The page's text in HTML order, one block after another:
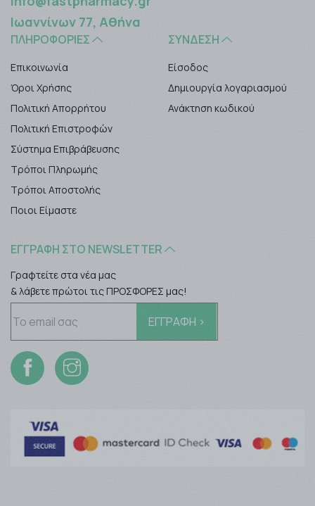
Ιωαννίνων 77, Αθήνα
ΠΛΗΡΟΦΟΡΊΕΣ
Επικοινωνία
Όροι Χρήσης
Πολιτική Απορρήτου
Πολιτική Επιστροφών
Σύστημα Επιβράβευσης
Τρόποι Πληρωμής
Τρόποι Αποστολής
Ποιοι Είμαστε
ΣΎΝΔΕΣΗ
Είσοδος
Δημιουργία λογαριασμού
Ανάκτηση κωδικού
ΕΓΓΡΑΦΉ ΣΤΟ NEWSLETTER
Γραφτείτε στα νέα μας
& λάβετε πρώτοι τις ΠΡΟΣΦΟΡΕΣ μας!